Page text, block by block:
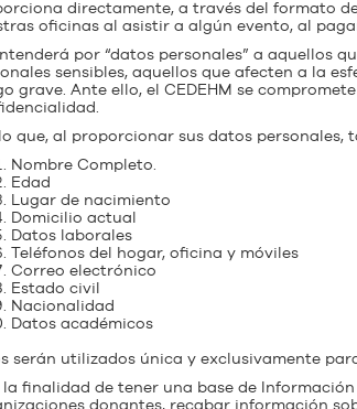
directamente, a través del formato
oficinas al asistir a algún evento, al
por “datos personales” a aquellos
sensibles, aquellos que afecten a la
grave. Ante ello, el CEDEHM se
que, al proporcionar sus datos personales,
Nombre Completo.
Edad
Lugar de nacimiento
Domicilio actual
Datos laborales
Teléfonos del hogar, oficina y móviles
Correo electrónico
Estado civil
Nacionalidad
Datos académicos
serán utilizados única y exclusivamente
la finalidad de tener una base de
donantes, recabar información